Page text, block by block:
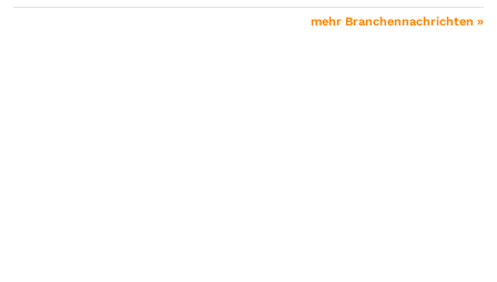
mehr Branchennachrichten »